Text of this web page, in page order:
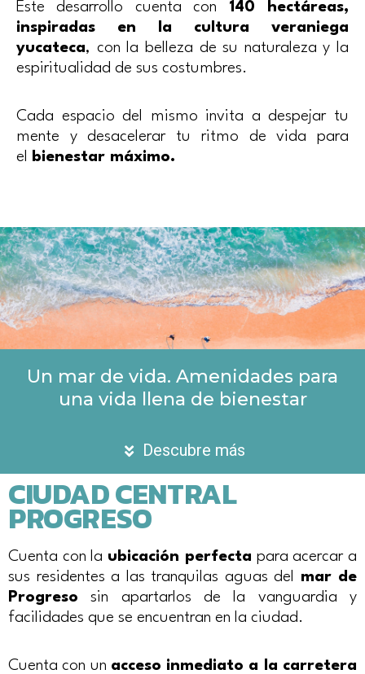
Este desarrollo cuenta con 140 hectáreas,
inspiradas en la cultura veraniega
yucateca, con la belleza de su naturaleza y la
espiritualidad de sus costumbres.
Cada espacio del mismo invita a despejar tu
mente y desacelerar tu ritmo de vida para
el
bienestar máximo.
Un mar de vida. Amenidades para
una vida llena de bienestar
Descubre más
CIUDAD CENTRAL
PROGRESO
Cuenta con la ubicación perfecta para acercar a
sus residentes a las tranquilas aguas del mar de
Progreso sin apartarlos de la vanguardia y
facilidades que se encuentran en la ciudad.
Cuenta con un acceso inmediato a la carretera